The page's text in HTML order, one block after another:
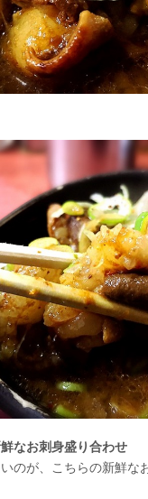
なお刺身盛り合わせ
のが、こちらの新鮮な